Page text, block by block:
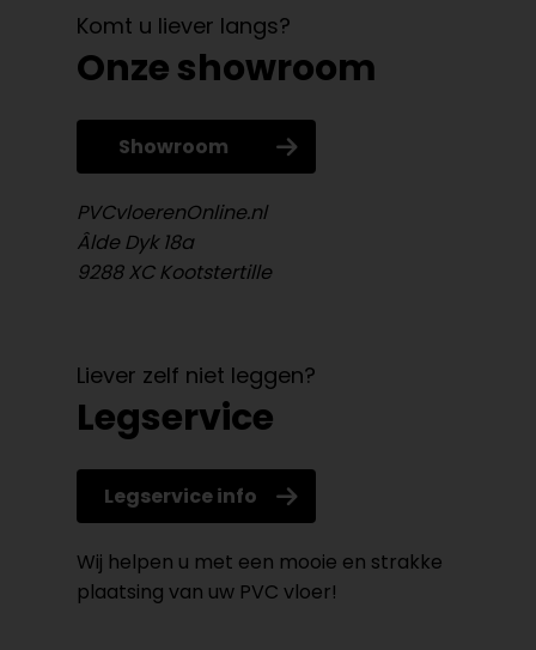
Komt u liever langs?
Onze showroom
Showroom
PVCvloerenOnline.nl
Âlde Dyk 18a
9288 XC Kootstertille
Liever zelf niet leggen?
Legservice
Legservice info
Wij helpen u met een mooie en strakke
plaatsing van uw PVC vloer!